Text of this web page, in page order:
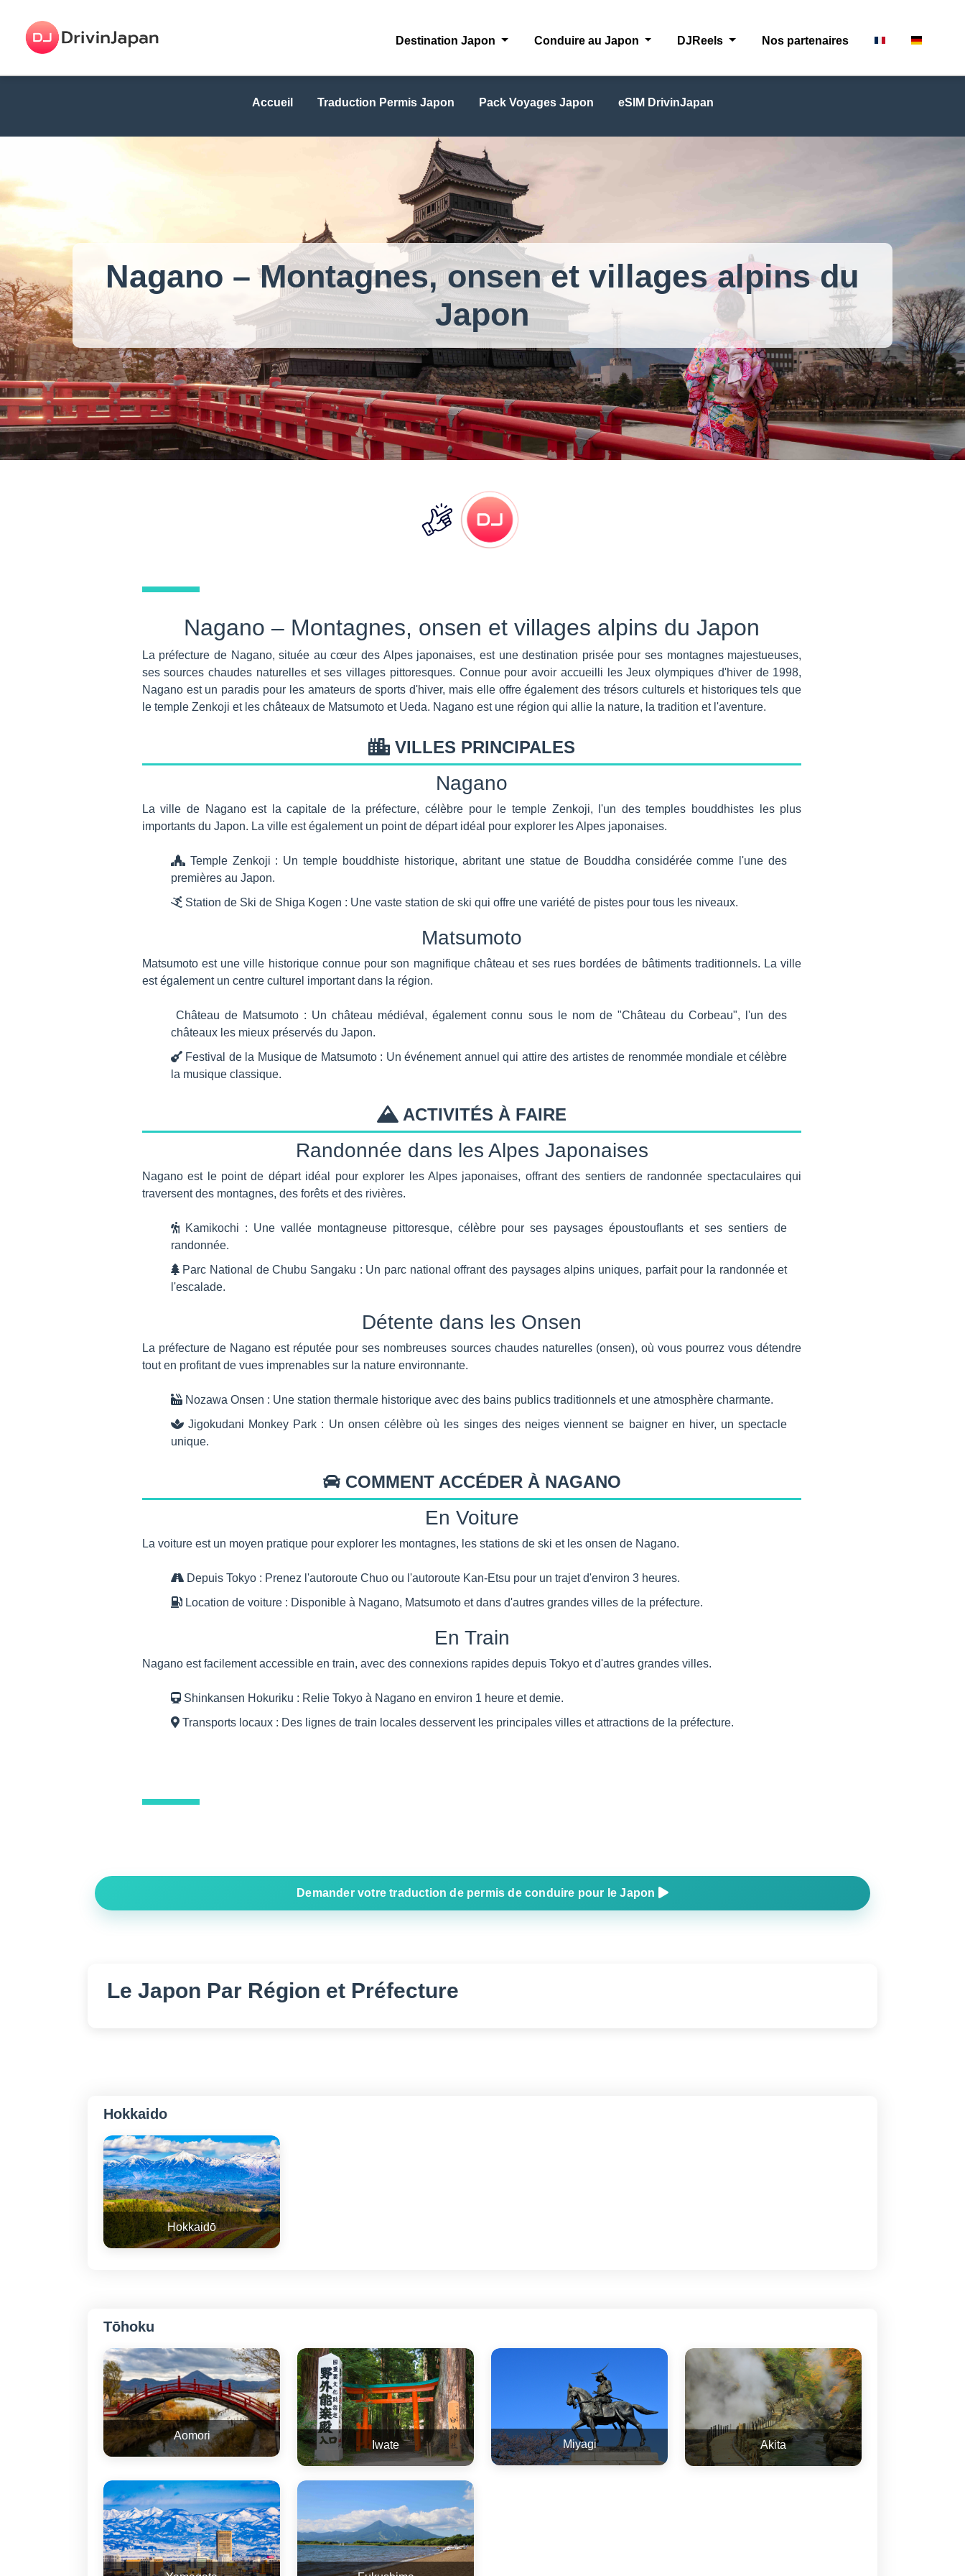
Destination Japon Conduire au Japon DJReels Nos partenaires
Accueil Traduction Permis Japon Pack Voyages Japon eSIM DrivinJapan
Nagano – Montagnes, onsen et villages alpins du
Japon
Nagano – Montagnes, onsen et villages alpins du Japon
La préfecture de Nagano, située au cœur des Alpes japonaises, est une destination prisée pour ses montagnes majestueuses,
ses sources chaudes naturelles et ses villages pittoresques. Connue pour avoir accueilli les Jeux olympiques d'hiver de 1998,
Nagano est un paradis pour les amateurs de sports d'hiver, mais elle offre également des trésors culturels et historiques tels que
le temple Zenkoji et les châteaux de Matsumoto et Ueda. Nagano est une région qui allie la nature, la tradition et l'aventure.
VILLES PRINCIPALES
Nagano
La ville de Nagano est la capitale de la préfecture, célèbre pour le temple Zenkoji, l'un des temples bouddhistes les plus
importants du Japon. La ville est également un point de départ idéal pour explorer les Alpes japonaises.
Temple Zenkoji : Un temple bouddhiste historique, abritant une statue de Bouddha considérée comme l'une des
premières au Japon.
Station de Ski de Shiga Kogen : Une vaste station de ski qui offre une variété de pistes pour tous les niveaux.
Matsumoto
Matsumoto est une ville historique connue pour son magnifique château et ses rues bordées de bâtiments traditionnels. La ville
est également un centre culturel important dans la région.
Château de Matsumoto : Un château médiéval, également connu sous le nom de "Château du Corbeau", l'un des
châteaux les mieux préservés du Japon.
Festival de la Musique de Matsumoto : Un événement annuel qui attire des artistes de renommée mondiale et célèbre
la musique classique.
ACTIVITÉS À FAIRE
Randonnée dans les Alpes Japonaises
Nagano est le point de départ idéal pour explorer les Alpes japonaises, offrant des sentiers de randonnée spectaculaires qui
traversent des montagnes, des forêts et des rivières.
Kamikochi : Une vallée montagneuse pittoresque, célèbre pour ses paysages époustouflants et ses sentiers de
randonnée.
Parc National de Chubu Sangaku : Un parc national offrant des paysages alpins uniques, parfait pour la randonnée et
l'escalade.
Détente dans les Onsen
La préfecture de Nagano est réputée pour ses nombreuses sources chaudes naturelles (onsen), où vous pourrez vous détendre
tout en profitant de vues imprenables sur la nature environnante.
Nozawa Onsen : Une station thermale historique avec des bains publics traditionnels et une atmosphère charmante.
Jigokudani Monkey Park : Un onsen célèbre où les singes des neiges viennent se baigner en hiver, un spectacle
unique.
COMMENT ACCÉDER À NAGANO
En Voiture
La voiture est un moyen pratique pour explorer les montagnes, les stations de ski et les onsen de Nagano.
Depuis Tokyo : Prenez l'autoroute Chuo ou l'autoroute Kan-Etsu pour un trajet d'environ 3 heures.
Location de voiture : Disponible à Nagano, Matsumoto et dans d'autres grandes villes de la préfecture.
En Train
Nagano est facilement accessible en train, avec des connexions rapides depuis Tokyo et d'autres grandes villes.
Shinkansen Hokuriku : Relie Tokyo à Nagano en environ 1 heure et demie.
Transports locaux : Des lignes de train locales desservent les principales villes et attractions de la préfecture.
Demander votre traduction de permis de conduire pour le Japon
Le Japon Par Région et Préfecture
Hokkaido
Hokkaidō
Tōhoku
Aomori
Iwate Miyagi Akita